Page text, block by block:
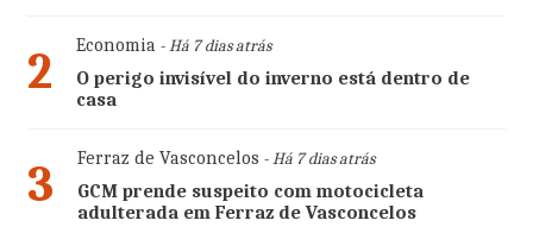
2 Economia- Há 7 dias atrás
O perigo invisível do inverno está dentro de
casa
3 Ferraz de Vasconcelos - Há 7 dias atrás
GCM prende suspeito com motocicleta
adulterada em Ferraz de Vasconcelos